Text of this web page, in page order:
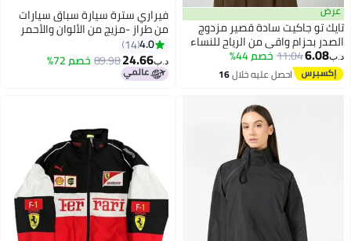
عرض
تايك تو جاكيت سادة قصير مزدوج
الصدر بحزام واقي من الرياح للنساء
د.ب‏ 6.08
11.04 خصم 44%
احصل عليه خلال16
اغسطس
فيراري سترة سيارة سباق سيارات
من طراز -مزيج من الألوان والأحمر
والأحمر، والتطريز، وتصميم السحاب
الشامل، والأزياء العامة للسباق في
الشوارع للرجال والنساء
4.0
14
د.ب‏ 24.66
89.98 خصم 72%